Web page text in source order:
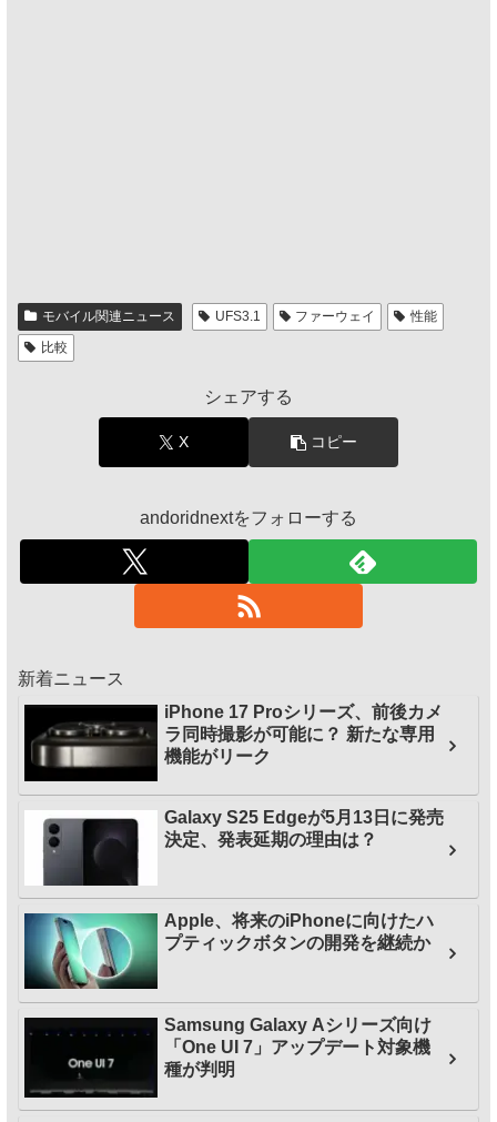
モバイル関連ニュース UFS3.1 ファーウェイ
性能
比較
シェアする
X コピー
andoridnextをフォローする
新着ニュース
iPhone 17 Proシリーズ、前後カメ
ラ同時撮影が可能に？ 新たな専用
機能がリーク
Galaxy S25 Edgeが5月13日に発売
決定、発表延期の理由は？
Apple、将来のiPhoneに向けたハ
プティックボタンの開発を継続か
Samsung Galaxy Aシリーズ向け
「One UI 7」アップデート対象機
種が判明